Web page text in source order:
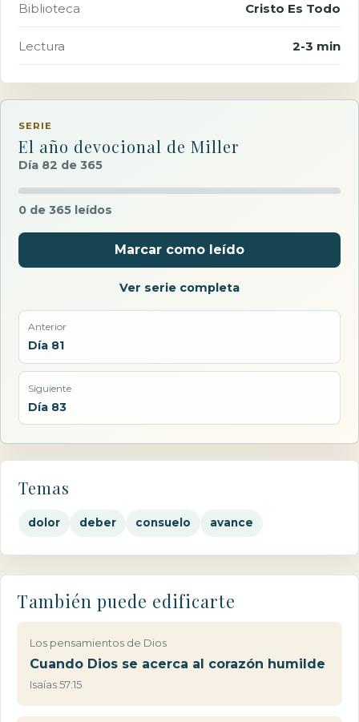
Biblioteca Cristo Es Todo
Lectura 2-3 min
SERIE
El año devocional de Miller
Día 82 de 365
0 de 365 leídos
Marcar como leído
Ver serie completa
Anterior
Día 81
Siguiente
Día 83
Temas
dolor deber consuelo avance
También puede edificarte
Los pensamientos de Dios
Cuando Dios se acerca al corazón humilde
Isaías 57:15